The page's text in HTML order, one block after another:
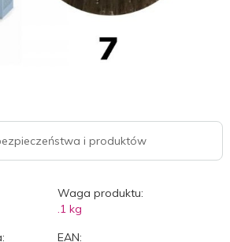
i produktów
Waga produktu:
.1 kg
EAN: